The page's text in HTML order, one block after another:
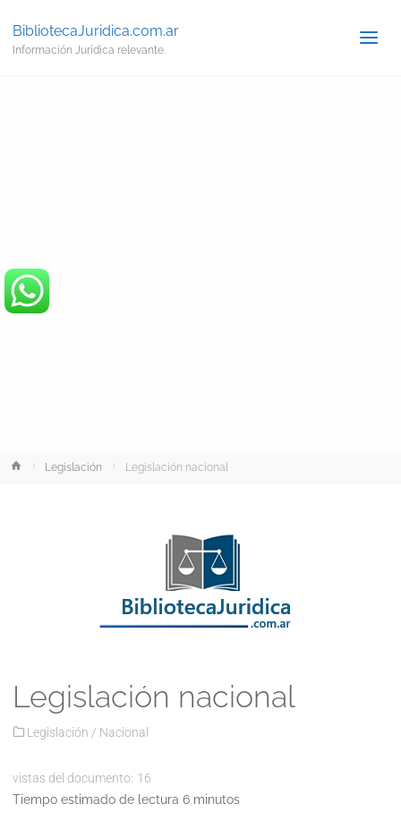
BibliotecaJuridica.com.ar
Información Jurídica relevante.
InicioLegislación Legislación nacional
Legislación nacional
Legislación / Nacional
vistas del documento: 16
Tiempo estimado de lectura 6 minutos